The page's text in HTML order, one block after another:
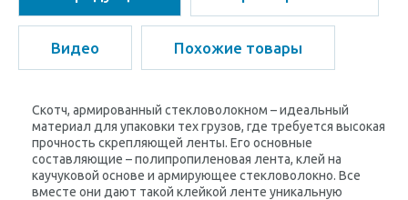
Видео Похожие товары
Скотч, армированный стекловолокном – идеальный
материал для упаковки тех грузов, где требуется высокая
прочность скрепляющей ленты. Его основные
составляющие – полипропиленовая лента, клей на
каучуковой основе и армирующее стекловолокно. Все
вместе они дают такой клейкой ленте уникальную